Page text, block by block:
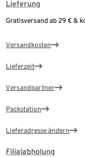
Lieferung
Gratisversand ab 29 € &
Versandkosten
Lieferzeit
Versandpartner
Packstation
Lieferadresse ändern
Filialabholung